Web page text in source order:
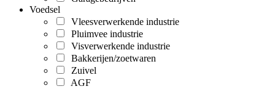
Voedsel
Vleesverwerkende industrie
Pluimvee industrie
Visverwerkende industrie
Bakkerijen/zoetwaren
Zuivel
AGF